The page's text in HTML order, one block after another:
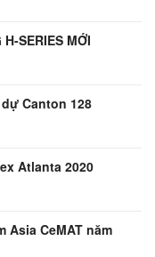
SERIES MỚI
Canton 128
Atlanta 2020
Asia CeMAT năm